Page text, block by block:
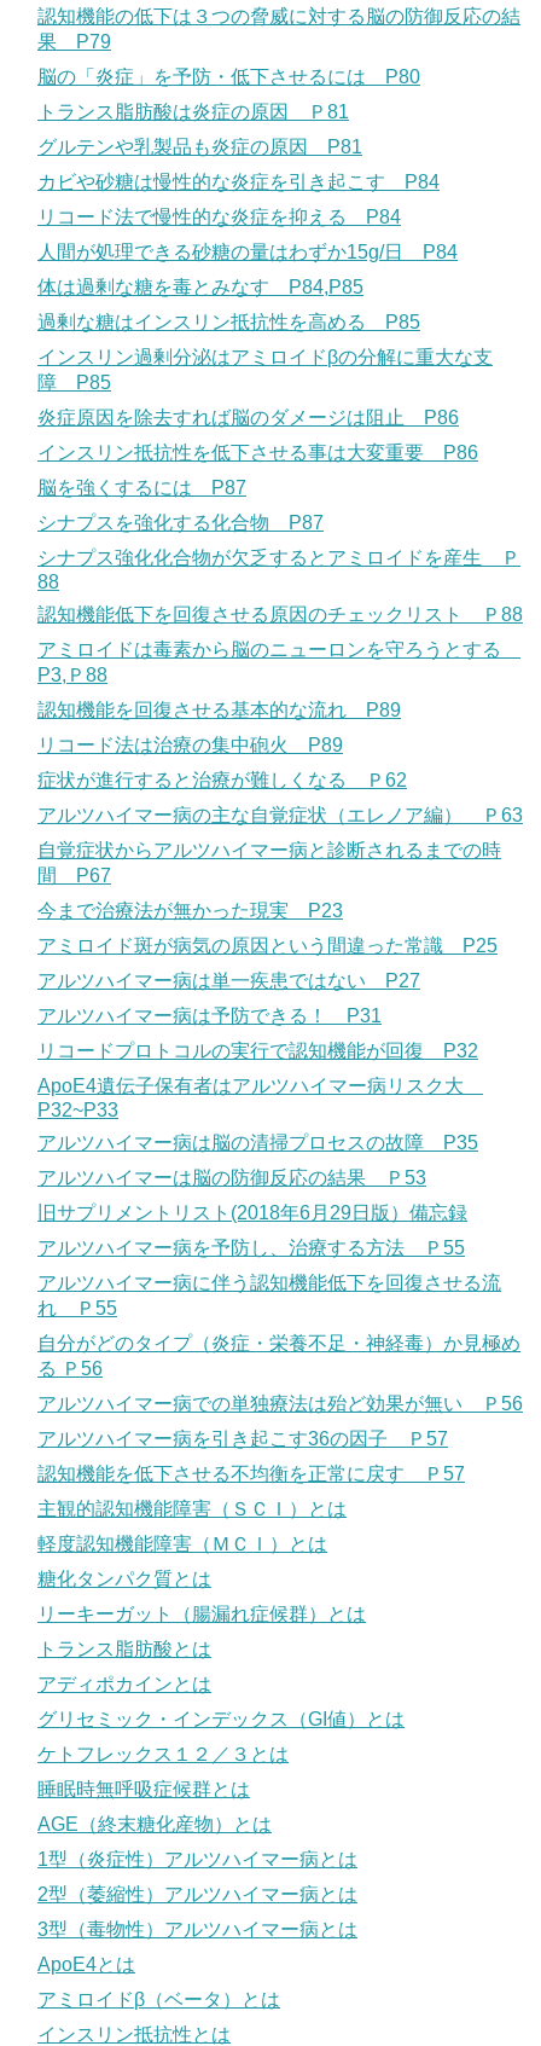
認知機能の低下は３つの脅威に対する脳の防御反応の結
果 P79
脳の「炎症」を予防・低下させるには P80
トランス脂肪酸は炎症の原因 Ｐ81
グルテンや乳製品も炎症の原因 P81
カビや砂糖は慢性的な炎症を引き起こす P84
リコード法で慢性的な炎症を抑える P84
人間が処理できる砂糖の量はわずか15g/日 P84
体は過剰な糖を毒とみなす P84,P85
過剰な糖はインスリン抵抗性を高める P85
インスリン過剰分泌はアミロイドβの分解に重大な支
障 P85
炎症原因を除去すれば脳のダメージは阻止 P86
インスリン抵抗性を低下させる事は大変重要 P86
脳を強くするには P87
シナプスを強化する化合物 P87
シナプス強化化合物が欠乏するとアミロイドを産生 Ｐ
88
認知機能低下を回復させる原因のチェックリスト Ｐ88
アミロイドは毒素から脳のニューロンを守ろうとする
P3,Ｐ88
認知機能を回復させる基本的な流れ P89
リコード法は治療の集中砲火 P89
症状が進行すると治療が難しくなる Ｐ62
アルツハイマー病の主な自覚症状（エレノア編） Ｐ63
自覚症状からアルツハイマー病と診断されるまでの時
間 P67
今まで治療法が無かった現実 P23
アミロイド斑が病気の原因という間違った常識 P25
アルツハイマー病は単一疾患ではない P27
アルツハイマー病は予防できる！ P31
リコードプロトコルの実行で認知機能が回復 P32
ApoE4遺伝子保有者はアルツハイマー病リスク大
P32~P33
アルツハイマー病は脳の清掃プロセスの故障 P35
アルツハイマーは脳の防御反応の結果 Ｐ53
旧サプリメントリスト(2018年6月29日版）備忘録
アルツハイマー病を予防し、治療する方法 Ｐ55
アルツハイマー病に伴う認知機能低下を回復させる流
れ Ｐ55
自分がどのタイプ（炎症・栄養不足・神経毒）か見極め
る Ｐ56
アルツハイマー病での単独療法は殆ど効果が無い Ｐ56
アルツハイマー病を引き起こす36の因子 Ｐ57
認知機能を低下させる不均衡を正常に戻す Ｐ57
主観的認知機能障害（ＳＣＩ）とは
軽度認知機能障害（ＭＣＩ）とは
糖化タンパク質とは
リーキーガット（腸漏れ症候群）とは
トランス脂肪酸とは
アディポカインとは
グリセミック・インデックス（GI値）とは
ケトフレックス１２／３とは
睡眠時無呼吸症候群とは
AGE（終末糖化産物）とは
1型（炎症性）アルツハイマー病とは
2型（萎縮性）アルツハイマー病とは
3型（毒物性）アルツハイマー病とは
ApoE4とは
アミロイドβ（ベータ）とは
インスリン抵抗性とは